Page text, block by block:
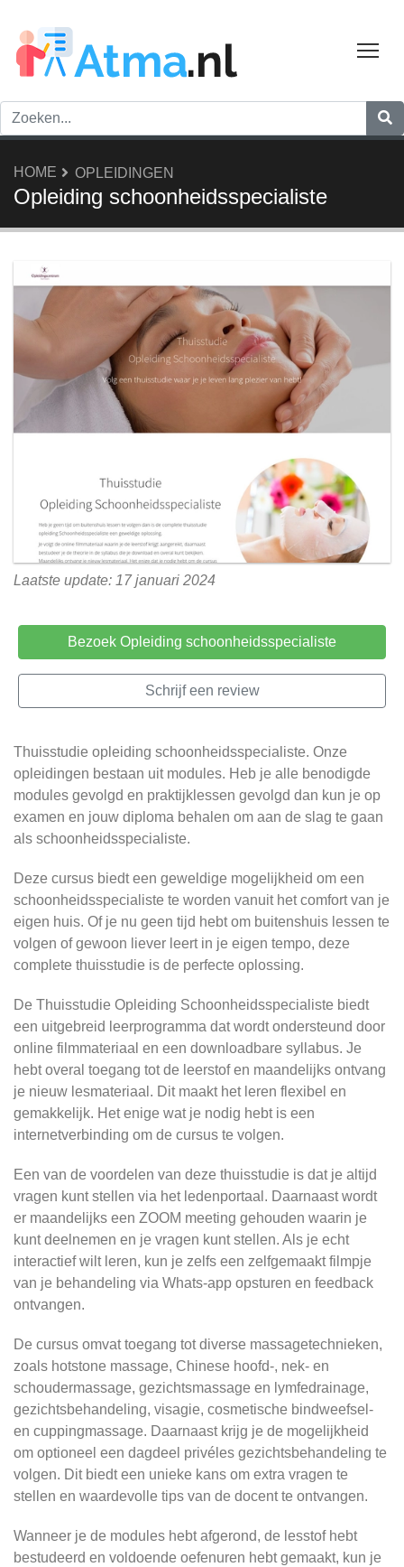
HOME OPLEIDINGEN
Opleiding schoonheidsspecialiste
Laatste update: 17 januari 2024
Bezoek Opleiding schoonheidsspecialiste
Schrijf een review
Thuisstudie opleiding schoonheidsspecialiste. Onze
opleidingen bestaan uit modules. Heb je alle benodigde
modules gevolgd en praktijklessen gevolgd dan kun je op
examen en jouw diploma behalen om aan de slag te gaan
als schoonheidsspecialiste.
Deze cursus biedt een geweldige mogelijkheid om een
schoonheidsspecialiste te worden vanuit het comfort van je
eigen huis. Of je nu geen tijd hebt om buitenshuis lessen te
volgen of gewoon liever leert in je eigen tempo, deze
complete thuisstudie is de perfecte oplossing.
De Thuisstudie Opleiding Schoonheidsspecialiste biedt
een uitgebreid leerprogramma dat wordt ondersteund door
online filmmateriaal en een downloadbare syllabus. Je
hebt overal toegang tot de leerstof en maandelijks ontvang
je nieuw lesmateriaal. Dit maakt het leren flexibel en
gemakkelijk. Het enige wat je nodig hebt is een
internetverbinding om de cursus te volgen.
Een van de voordelen van deze thuisstudie is dat je altijd
vragen kunt stellen via het ledenportaal. Daarnaast wordt
er maandelijks een ZOOM meeting gehouden waarin je
kunt deelnemen en je vragen kunt stellen. Als je echt
interactief wilt leren, kun je zelfs een zelfgemaakt filmpje
van je behandeling via Whats-app opsturen en feedback
ontvangen.
De cursus omvat toegang tot diverse massagetechnieken,
zoals hotstone massage, Chinese hoofd-, nek- en
schoudermassage, gezichtsmassage en lymfedrainage,
gezichtsbehandeling, visagie, cosmetische bindweefsel-
en cuppingmassage. Daarnaast krijg je de mogelijkheid
om optioneel een dagdeel privéles gezichtsbehandeling te
volgen. Dit biedt een unieke kans om extra vragen te
stellen en waardevolle tips van de docent te ontvangen.
Wanneer je de modules hebt afgerond, de lesstof hebt
bestudeerd en voldoende oefenuren hebt gemaakt, kun je